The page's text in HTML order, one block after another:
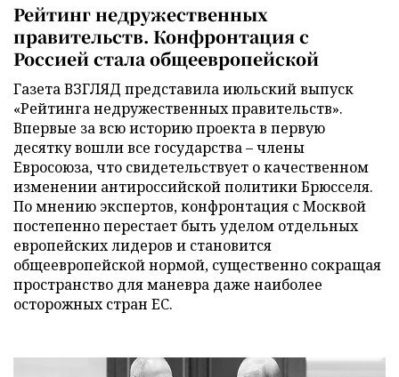
Рейтинг недружественных
правительств. Конфронтация с
Россией стала общеевропейской
Газета ВЗГЛЯД представила июльский выпуск
«Рейтинга недружественных правительств».
Впервые за всю историю проекта в первую
десятку вошли все государства – члены
Евросоюза, что свидетельствует о качественном
изменении антироссийской политики Брюсселя.
По мнению экспертов, конфронтация с Москвой
постепенно перестает быть уделом отдельных
европейских лидеров и становится
общеевропейской нормой, существенно сокращая
пространство для маневра даже наиболее
осторожных стран ЕС.